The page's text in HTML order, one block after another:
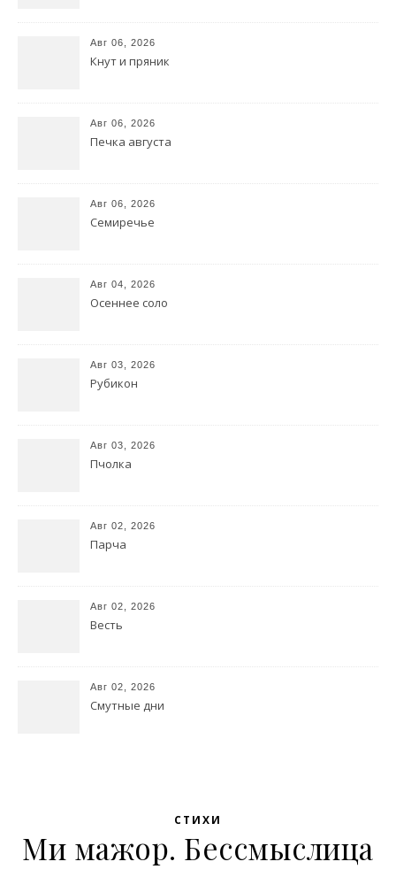
Авг 06, 2026
Кнут и пряник
Авг 06, 2026
Печка августа
Авг 06, 2026
Семиречье
Авг 04, 2026
Осеннее соло
Авг 03, 2026
Рубикон
Авг 03, 2026
Пчолка
Авг 02, 2026
Парча
Авг 02, 2026
Весть
Авг 02, 2026
Смутные дни
СТИХИ
Ми мажор. Бессмыслица